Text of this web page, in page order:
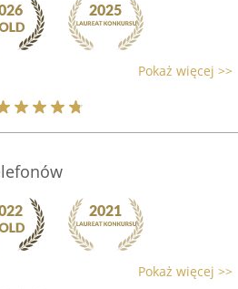
Pokaż więcej >>
Pokaż więcej >>